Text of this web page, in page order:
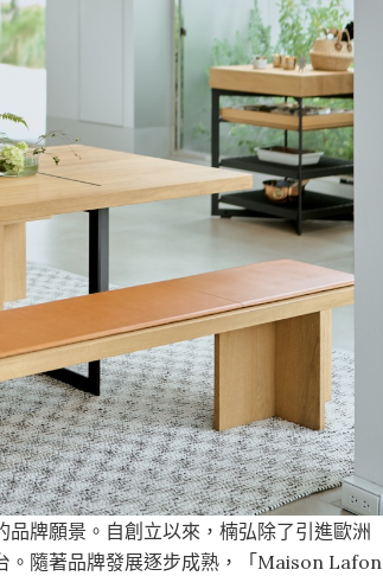
牌願景。自創立以來，楠弘除了引進歐洲
。隨著品牌發展逐步成熟，「Maison Lafon